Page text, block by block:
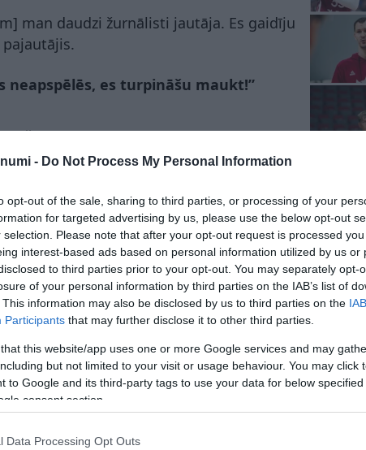
- Do Not Process My Personal Information
opt-out of the sale, sharing to third parties, or processing of your
for targeted advertising by us, please use the below opt-out
selection. Please note that after your opt-out request is processed
interest-based ads based on personal information utilized by us or
to third parties prior to your opt-out. You may separately opt-
of your personal information by third parties on the IAB’s list of
information may also be disclosed by us to third parties on the
Participants that may further disclose it to other third parties.
this website/app uses one or more Google services and may
but not limited to your visit or usage behaviour. You may click
to Google and its third-party tags to use your data for below
consent section.
Data Processing Opt Outs
man daudzi žurnālisti jautāja. Es gaidīju
neapspēlēs, es turpināšu maukt!”
čempioniem